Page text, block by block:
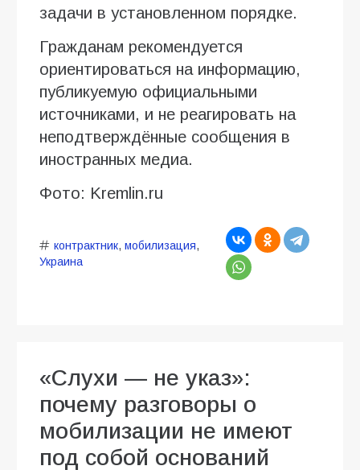
задачи в установленном порядке.
Гражданам рекомендуется
ориентироваться на информацию,
публикуемую официальными
источниками, и не реагировать на
неподтверждённые сообщения в
иностранных медиа.
Фото: Kremlin.ru
контрактник, мобилизация,
Украина
«Слухи — не указ»:
почему разговоры о
мобилизации не имеют
под собой оснований